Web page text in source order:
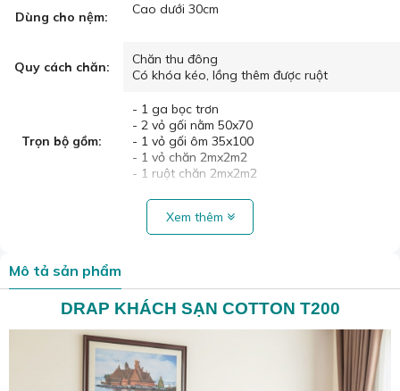
Dùng cho nệm: Cao dưới 30cm
Quy cách chăn:
Chăn thu đông
Có khóa kéo, lồng thêm được ruột
Trọn bộ gồm:
- 1 ga bọc trơn
- 2 vỏ gối nằm 50x70
- 1 vỏ gối ôm 35x100
- 1 vỏ chăn 2mx2m2
- 1 ruột chăn 2mx2m2
Xem thêm
Mô tả sản phẩm
DRAP KHÁCH SẠN COTTON T200